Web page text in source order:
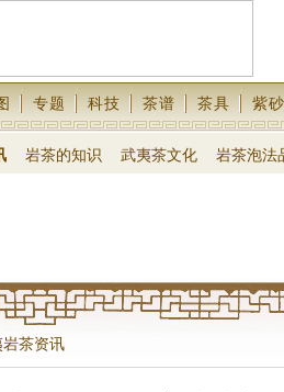
专题 科技 茶谱 茶具 紫砂
岩茶的知识 武夷茶文化 岩茶泡法
岩茶资讯